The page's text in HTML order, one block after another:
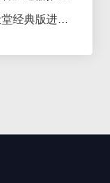
玩家散布谣言遭天堂经典版运营方起诉，天堂经典版进不去用什么加速器好？ 2026-04-07